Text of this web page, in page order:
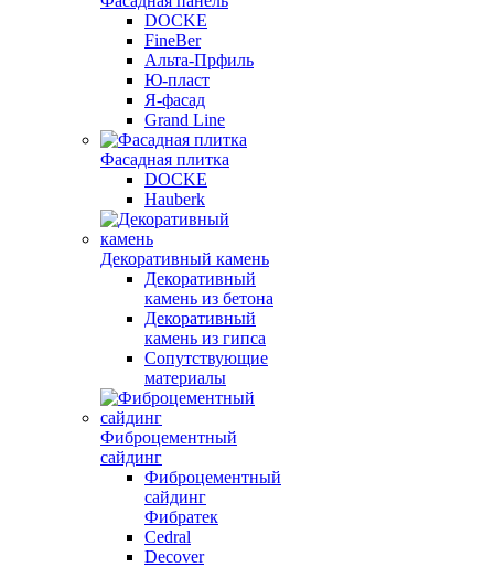
DOCKE
FineBer
Альта-Прфиль
Ю-пласт
Я-фасад
Grand Line
Фасадная плитка
DOCKE
Hauberk
Декоративный камень
Декоративный
камень из бетона
Декоративный
камень из гипса
Сопутствующие
материалы
Фиброцементный
сайдинг
Фиброцементный
сайдинг
Фибратек
Cedral
Decover